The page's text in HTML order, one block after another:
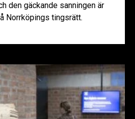
den gäckande sanningen är
Norrköpings tingsrätt.